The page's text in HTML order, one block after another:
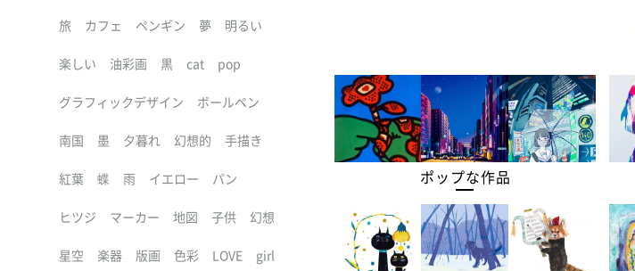
ポップな作品
旅 カフェ ペンギン 夢 明るい
楽しい 油彩画 黒 cat pop
グラフィックデザイン ボールペン
南国 墨 夕暮れ 幻想的 手描き
紅葉 蝶 雨 イエロー パン
ヒツジ マーカー 地図 子供 幻想
星空 楽器 版画 色彩 LOVE girl